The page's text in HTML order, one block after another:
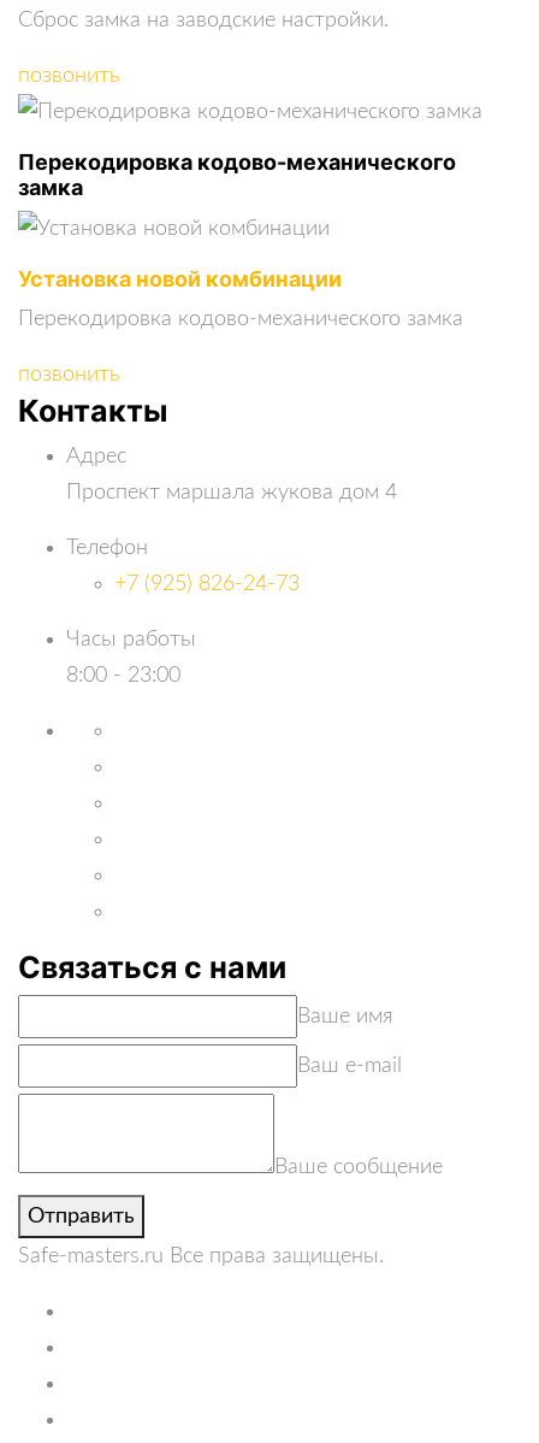
Сброс замка на заводские настройки.
позвонить
Перекодировка кодово-механического
замка
Установка новой комбинации
Перекодировка кодово-механического замка
позвонить
Контакты
Адрес
Проспект маршала жукова дом 4
Телефон
+7 (925) 826-24-73
Часы работы
8:00 - 23:00
Связаться с нами
Ваше имя
Ваш e-mail
Ваше сообщение
Отправить
Safe-masters.ru Все права защищены.